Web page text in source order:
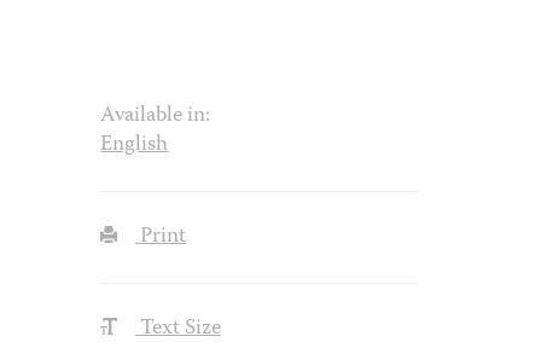
Available in:
English
Print
Text Size